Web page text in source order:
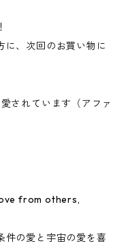
、次回のお買い物に
されています（アファ
from others,
件の愛と宇宙の愛を喜